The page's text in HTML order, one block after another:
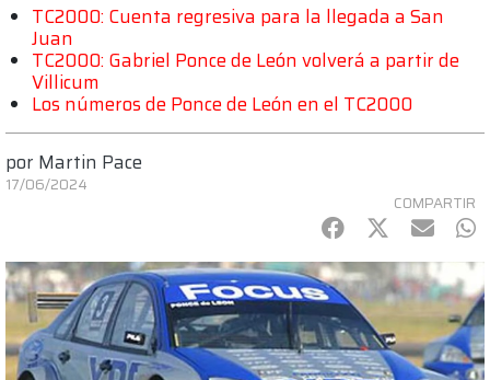
TC2000: Cuenta regresiva para la llegada a San
Juan
TC2000: Gabriel Ponce de León volverá a partir de
Villicum
Los números de Ponce de León en el TC2000
por Martin Pace
17/06/2024
COMPARTIR
Facebook
Twitter
mail